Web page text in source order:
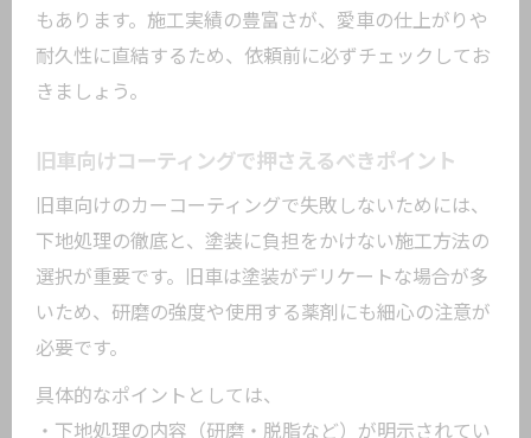
もあります。施工実績の豊富さが、愛車の仕上がりや
耐久性に直結するため、依頼前に必ずチェックしてお
きましょう。
旧車向けコーティングで押さえるべきポイント
旧車向けのカーコーティングで失敗しないためには、
下地処理の徹底と、塗装に負担をかけない施工方法の
選択が重要です。旧車は塗装がデリケートな場合が多
いため、研磨の強度や使用する薬剤にも細心の注意が
必要です。
具体的なポイントとしては、
・下地処理の内容（研磨・脱脂など）が明示されてい